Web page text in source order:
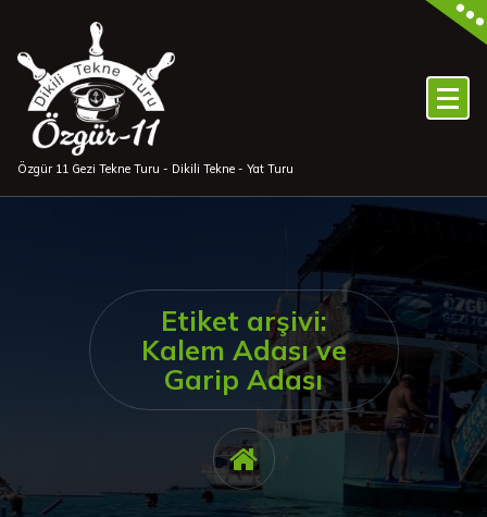
Özgür 11 Gezi Tekne Turu - Dikili Tekne - Yat Turu
Etiket arşivi:
Kalem Adası ve
Garip Adası